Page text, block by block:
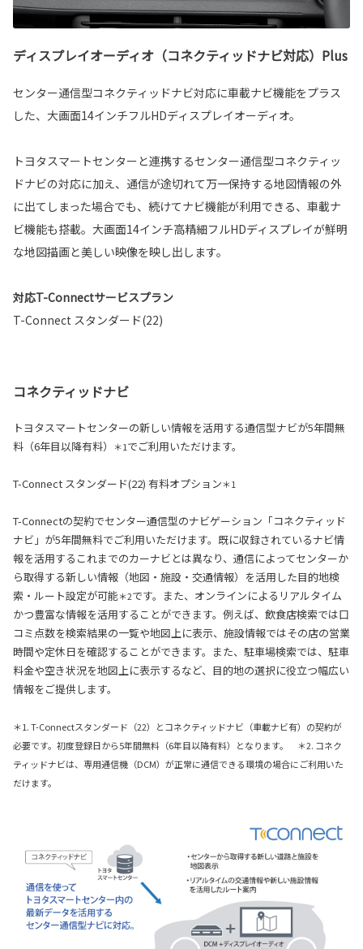
ディスプレイオーディオ（コネクティッドナビ対応）Plus
センター通信型コネクティッドナビ対応に車載ナビ機能をプラス
した、大画面14インチフルHDディスプレイオーディオ。
トヨタスマートセンターと連携するセンター通信型コネクティッ
ドナビの対応に加え、通信が途切れて万一保持する地図情報の外
に出てしまった場合でも、続けてナビ機能が利用できる、車載ナ
ビ機能も搭載。大画面14インチ高精細フルHDディスプレイが鮮明
な地図描画と美しい映像を映し出します。
対応T-Connectサービスプラン
T-Connect スタンダード(22)
コネクティッドナビ
トヨタスマートセンターの新しい情報を活用する通信型ナビが5年間無
料（6年目以降有料）
＊1でご利用いただけます。
T-Connect スタンダード(22) 有料オプション＊1
T-Connectの契約でセンター通信型のナビゲーション「コネクティッド
ナビ」が5年間無料でご利用いただけます。既に収録されているナビ情
報を活用するこれまでのカーナビとは異なり、通信によってセンターか
ら取得する新しい情報（地図・施設・交通情報）を活用した目的地検
索・ルート設定が可能＊2です。また、オンラインによるリアルタイム
かつ豊富な情報を活用することができます。例えば、飲食店検索では口
コミ点数を検索結果の一覧や地図上に表示、施設情報ではその店の営業
時間や定休日を確認することができます。また、駐車場検索では、駐車
料金や空き状況を地図上に表示するなど、目的地の選択に役立つ幅広い
情報をご提供します。
＊1. T-Connectスタンダード（22）とコネクティッドナビ（車載ナビ有）の契約が
必要です。初度登録日から5年間無料（6年目以降有料）となります。 ＊2. コネク
ティッドナビは、専用通信機（DCM）が正常に通信できる環境の場合にご利用いた
だけます。